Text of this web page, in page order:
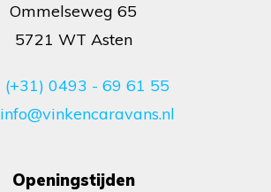
Ommelseweg 65
5721 WT Asten
(+31) 0493 - 69 61 55
info@vinkencaravans.nl
Openingstijden